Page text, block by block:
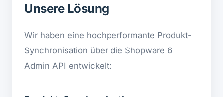
Unsere Lösung
Wir haben eine hochperformante Produkt-
Synchronisation über die Shopware 6
Admin API entwickelt: